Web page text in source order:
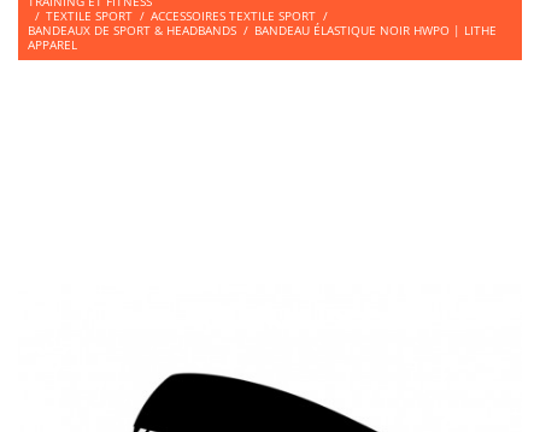
/ TEXTILE SPORT / ACCESSOIRES TEXTILE SPORT /
BANDEAUX DE SPORT & HEADBANDS / BANDEAU ÉLASTIQUE NOIR HWPO | LITHE
APPAREL